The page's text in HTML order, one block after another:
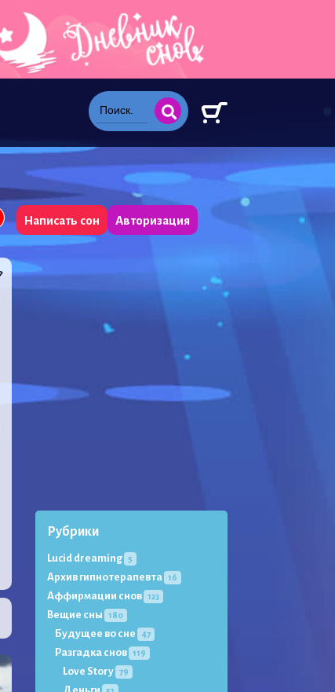
Написать сон Авторизация
Рубрики
Lucid dreaming 5
Архив гипнотерапевта 16
Аффирмации снов 123
Вещие сны 180
Будущее во сне 47
Разгадка снов 119
Love Story 79